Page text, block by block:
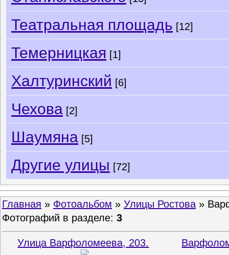
Театральная площадь [12]
Темерницкая [1]
Халтуринский [6]
Чехова [2]
Шаумяна [5]
Другие улицы [72]
Главная » Фотоальбом » Улицы Ростова »
Фотографий в разделе: 3
Улица Варфоломеева, 203.